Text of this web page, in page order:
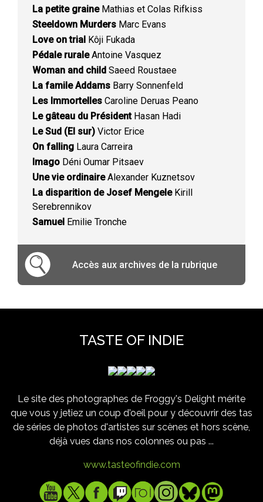
La petite graineMathias et Colas Rifkiss
Steeldown Murders Marc Evans
Love on trial Kôji Fukada
Pédale ruraleAntoine Vasquez
Woman and child Saeed Roustaee
La famile Addams Barry Sonnenfeld
Les Immortelles Caroline Deruas Peano
Le gâteau du PrésidentHasan Hadi
Le Sud (El sur) Victor Erice
On falling Laura Carreira
Imago Déni Oumar Pitsaev
Une vie ordinaireAlexander Kuznetsov
La disparition de Josef MengeleKirill
Serebrennikov
Samuel Emilie Tronche
Accès aux archives de la rubrique
TASTE OF INDIE
Le site des photographes de Froggy's Delight mérite
que vous y jetiez un coup d'oeil pour y découvrir des tas
de séries de photos d'artistes sur scènes et hors scène,
déjà vues dans nos colonnes ou pas ...
www.tasteofindie.com